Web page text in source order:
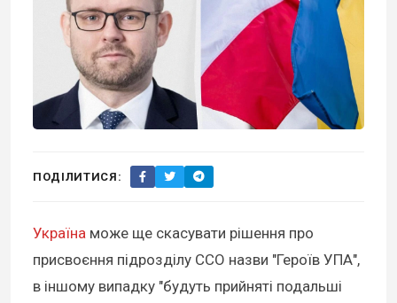
ПОДІЛИТИСЯ:
Україна може ще скасувати рішення про
присвоєння підрозділу ССО назви "Героїв УПА",
в іншому випадку "будуть прийняті подальші